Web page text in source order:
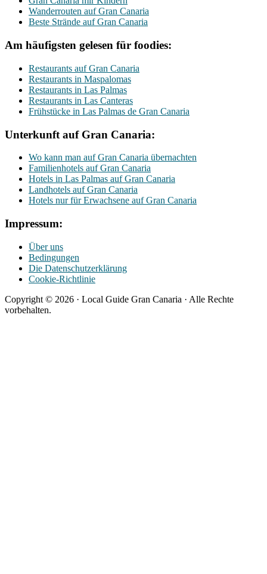
Wanderrouten auf Gran Canaria
Beste Strände auf Gran Canaria
Am häufigsten gelesen für foodies:
Restaurants auf Gran Canaria
Restaurants in Maspalomas
Restaurants in Las Palmas
Restaurants in Las Canteras
Frühstücke in Las Palmas de Gran Canaria
Unterkunft auf Gran Canaria:
Wo kann man auf Gran Canaria übernachten
Familienhotels auf Gran Canaria
Hotels in Las Palmas auf Gran Canaria
Landhotels auf Gran Canaria
Hotels nur für Erwachsene auf Gran Canaria
Impressum:
Über uns
Bedingungen
Die Datenschutzerklärung
Cookie-Richtlinie
Copyright © 2026 · Local Guide Gran Canaria · Alle Rechte
vorbehalten.